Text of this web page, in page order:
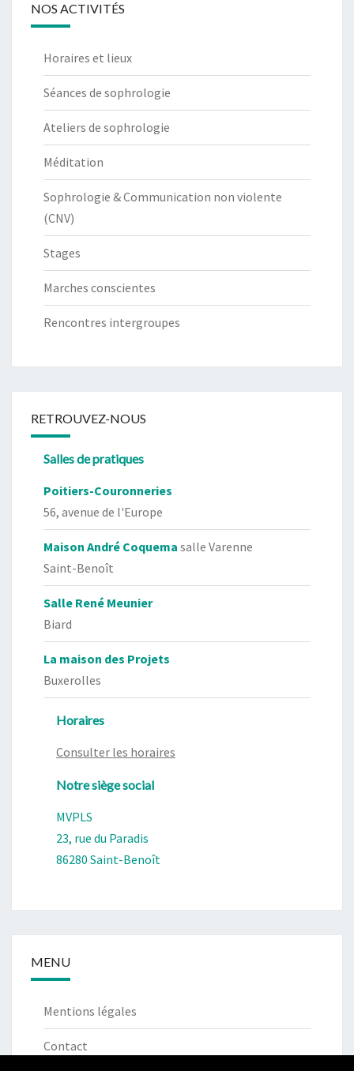
NOS ACTIVITÉS
Horaires et lieux
Séances de sophrologie
Ateliers de sophrologie
Méditation
Sophrologie & Communication non violente
(CNV)
Stages
Marches conscientes
Rencontres intergroupes
RETROUVEZ-NOUS
Salles de pratiques
Poitiers-Couronneries
56, avenue de l'Europe
Maison André Coquema salle Varenne
Saint-Benoît
Salle René Meunier
Biard
La maison des Projets
Buxerolles
Horaires
Consulter les horaires
Notre siège social
MVPLS
23, rue du Paradis
86280 Saint-Benoît
MENU
Mentions légales
Contact